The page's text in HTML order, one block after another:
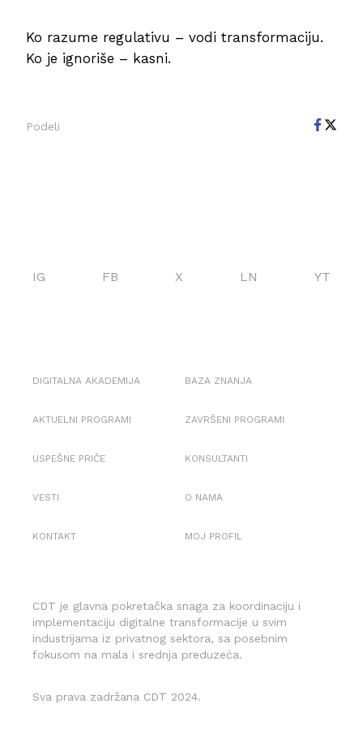
Ko razume regulativu – vodi transformaciju.
Ko je ignoriše – kasni.
Podeli
DIGITALNA AKADEMIJA BAZA ZNANJA
IG FB X LN YT
CDT je glavna pokretačka snaga za koordinaciju i
implementaciju digitalne transformacije u svim
industrijama iz privatnog sektora, sa posebnim
fokusom na mala i srednja preduzeća.
AKTUELNI PROGRAMI ZAVRŠENI PROGRAMI
USPEŠNE PRIČE KONSULTANTI
VESTI O NAMA
KONTAKT MOJ PROFIL
Sva prava zadržana CDT 2024.